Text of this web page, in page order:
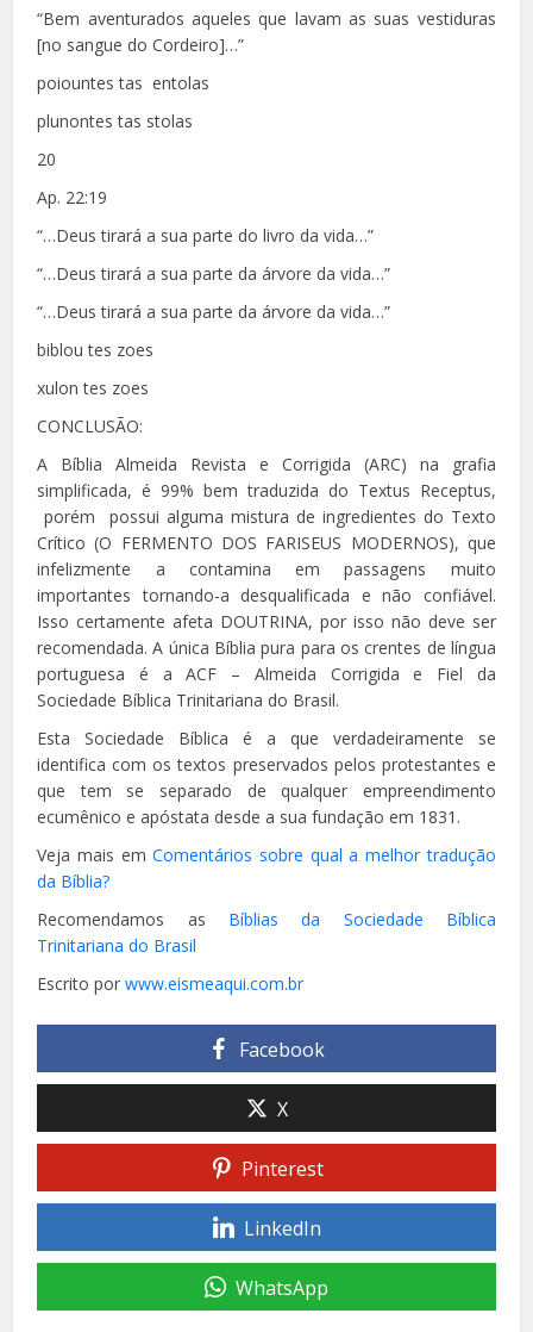
“Bem aventurados aqueles que lavam as suas vestiduras
[no sangue do Cordeiro]…”
poiountes tas entolas
plunontes tas stolas
20
Ap. 22:19
“…Deus tirará a sua parte do livro da vida…”
“…Deus tirará a sua parte da árvore da vida…”
“…Deus tirará a sua parte da árvore da vida…”
biblou tes zoes
xulon tes zoes
CONCLUSÃO:
A Bíblia Almeida Revista e Corrigida (ARC) na grafia
simplificada, é 99% bem traduzida do Textus Receptus,
porém possui alguma mistura de ingredientes do Texto
Crítico (O FERMENTO DOS FARISEUS MODERNOS), que
infelizmente a contamina em passagens muito
importantes tornando-a desqualificada e não confiável.
Isso certamente afeta DOUTRINA, por isso não deve ser
recomendada. A única Bíblia pura para os crentes de língua
portuguesa é a ACF – Almeida Corrigida e Fiel da
Sociedade Bíblica Trinitariana do Brasil.
Esta Sociedade Bíblica é a que verdadeiramente se
identifica com os textos preservados pelos protestantes e
que tem se separado de qualquer empreendimento
ecumênico e apóstata desde a sua fundação em 1831.
Veja mais emComentários sobre qual a melhor tradução
da Bíblia?
Recomendamos as
Bíblias da Sociedade Bíblica
Trinitariana do Brasil
Escrito porwww.eismeaqui.com.br
Facebook
X
Pinterest
LinkedIn
WhatsApp